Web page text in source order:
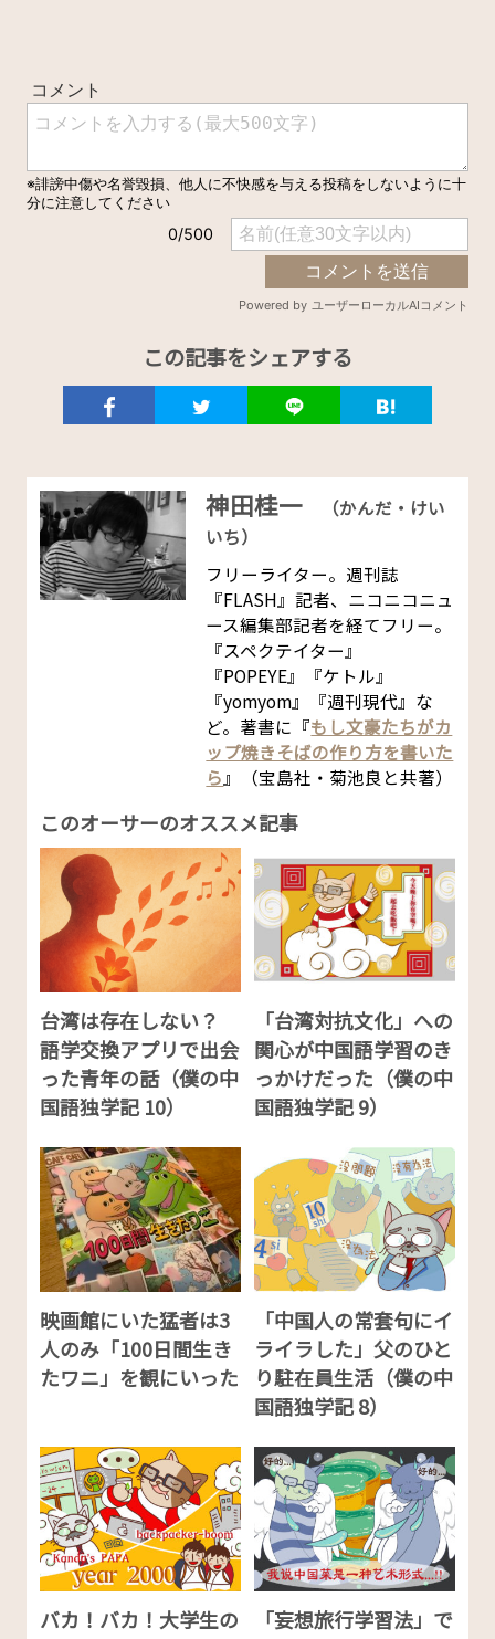
この記事をシェアする
神田桂一
（かんだ・けい
いち）
フリーライター。週刊誌
『FLASH』記者、ニコニコニュ
ース編集部記者を経てフリー。
『スペクテイター』
『POPEYE』『ケトル』
『yomyom』『週刊現代』な
ど。著書に『もし文豪たちがカ
ップ焼きそばの作り方を書いた
ら 』（宝島社・菊池良と共著）
このオーサーのオススメ記事
台湾は存在しない？
語学交換アプリで出会
った青年の話（僕の中
国語独学記 10）
「台湾対抗文化」への
関心が中国語学習のき
っかけだった（僕の中
国語独学記 9）
映画館にいた猛者は3
人のみ「100日間生き
たワニ」を観にいった
「中国人の常套句にイ
ライラした」父のひと
り駐在員生活（僕の中
国語独学記 8）
バカ！バカ！大学生の
「妄想旅行学習法」で